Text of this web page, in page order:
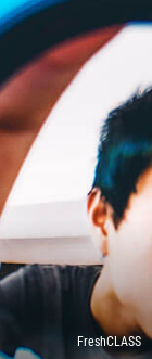
FreshCLASS